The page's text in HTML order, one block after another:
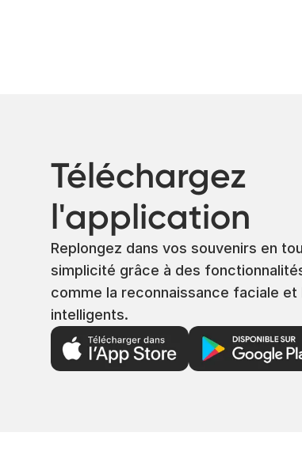
Téléchargez
l'application
Replongez dans vos souvenirs en
simplicité grâce à des
comme la reconnaissance faciale et
intelligents.